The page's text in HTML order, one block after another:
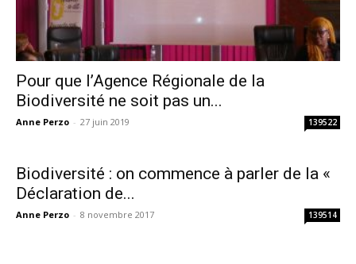
Pour que l’Agence Régionale de la
Biodiversité ne soit pas un...
Anne Perzo - 27 juin 2019 139522
Biodiversité : on commence à parler de la «
Déclaration de...
Anne Perzo - 8 novembre 2017 139514